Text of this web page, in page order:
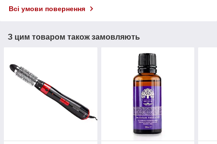
Всі умови повернення
З цим товаром також замовляють